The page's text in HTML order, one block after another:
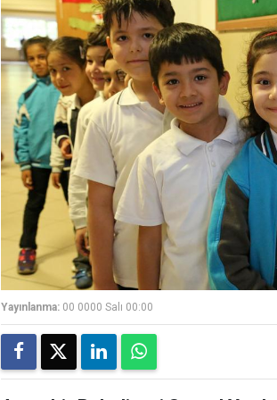
Yayınlanma: 00 0000 Salı 00:00